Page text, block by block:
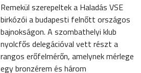
Remekül szerepeltek a Haladás VSE
birkózói a budapesti felnőtt országos
bajnokságon. A szombathelyi klub
nyolcfős delegációval vett részt a
rangos erőfelmérőn, amelynek mérlege
egy bronzérem és három